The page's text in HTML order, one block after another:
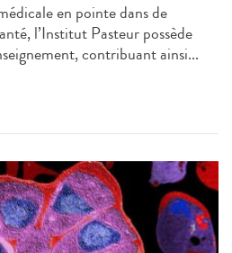
en pointe dans de
l’Institut Pasteur possède
contribuant ainsi...